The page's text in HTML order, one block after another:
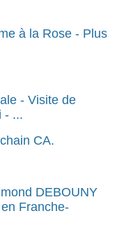
à la Rose - Plus
- Visite de
- ...
CA.
DEBOUNY
Franche-